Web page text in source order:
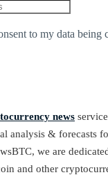
to my data being
news
analysis & forecasts
we are
and other